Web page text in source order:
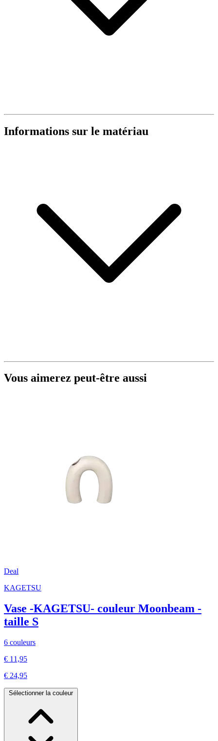
Informations sur le matériau
Vous aimerez peut-être aussi
Deal
KAGETSU
Vase -KAGETSU- couleur Moonbeam -
taille S
6 couleurs
€ 11,95
€ 24,95
Sélectionner la couleur